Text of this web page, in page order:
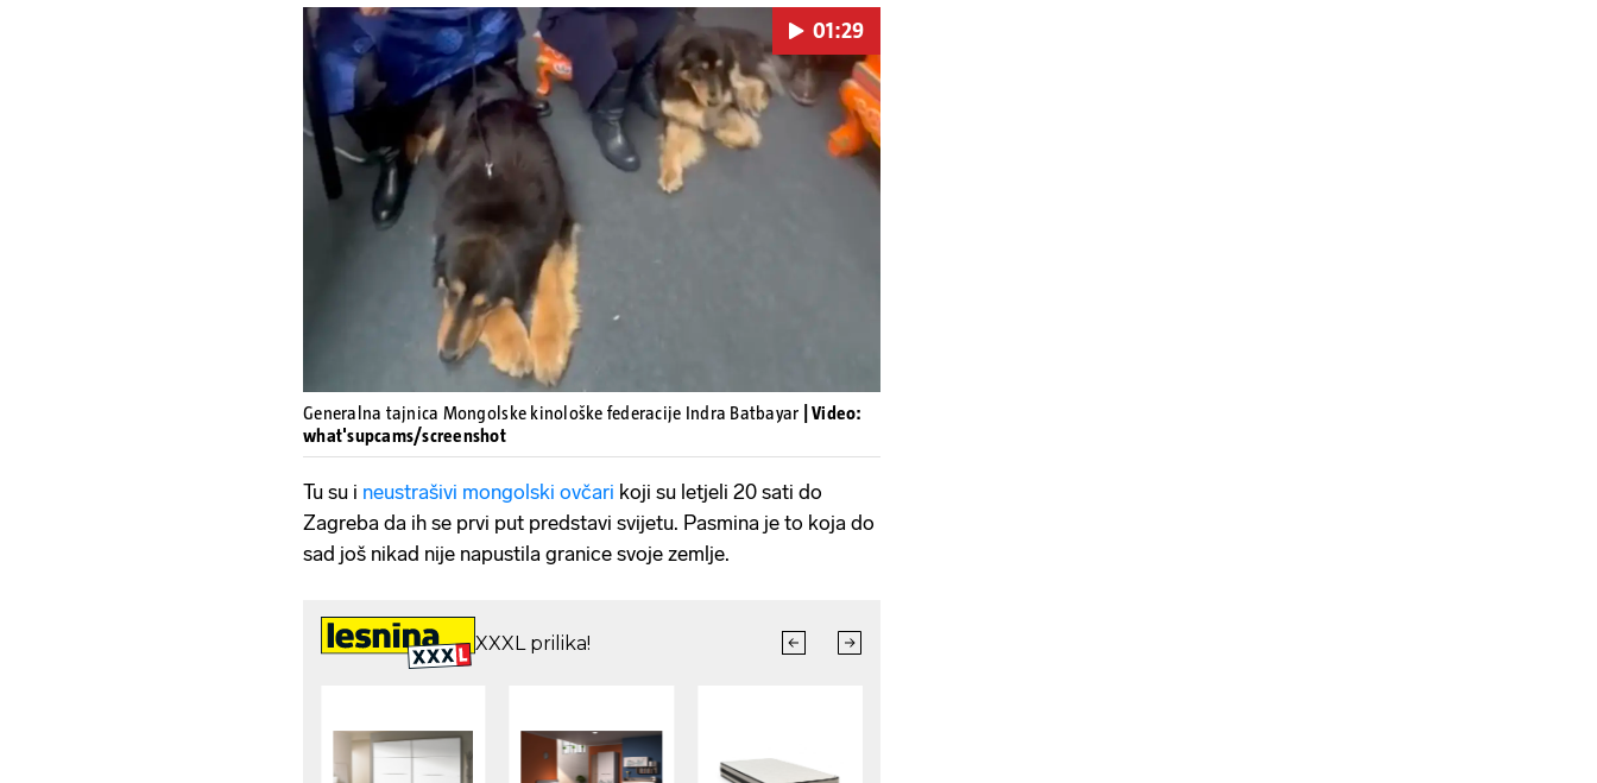
01:29
Generalna tajnica Mongolske kinološke federacije Indra Batbayar
| Video:
what'supcams/screenshot
Tu su i neustrašivi mongolski ovčari koji su letjeli 20 sati do
Zagreba da ih se prvi put predstavi svijetu. Pasmina je to koja do
sad još nikad nije napustila granice svoje zemlje.